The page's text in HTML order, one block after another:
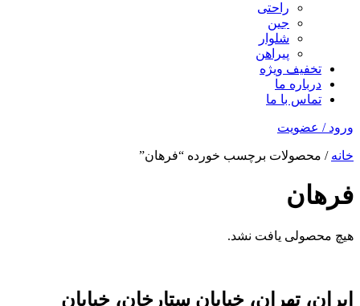
راحتی
جین
شلوار
پیراهن
تخفیف ویژه
درباره ما
تماس با ما
ورود / عضویت
خانه / محصولات برچسب خورده “فرهان”
فرهان
هیچ محصولی یافت نشد.
ایران، تهران، خیابان ستارخان، خیابان